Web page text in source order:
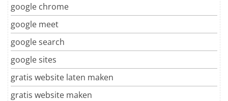
google chrome
google meet
google search
google sites
gratis website laten maken
gratis website maken